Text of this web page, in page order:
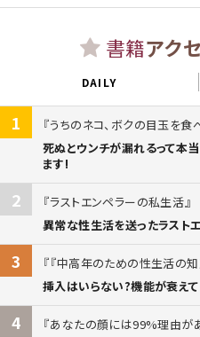
書籍アク
DAILY
1
うちのネコ、ボクの目玉を食
死ぬとウンチが漏れるって本
ます!
2
ラストエンペラーの私生活
異常な性生活を送ったラスト
3
『中高年のための性生活の知
挿入はいらない?機能が衰え
4
あなたの顔には99%理由が